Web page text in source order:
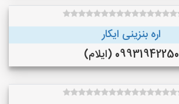
اره بنزینی ایکار
09931942250 (ایلام)